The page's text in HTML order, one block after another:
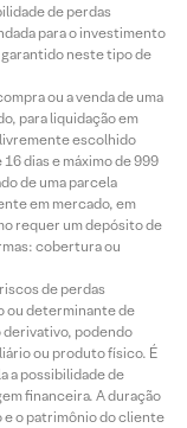
de perdas
para o investimento
neste tipo de
ou a venda de uma
para liquidação em
escolhido
dias e máximo de 999
de uma parcela
em mercado, em
requer um depósito de
cobertura ou
de perdas
ou determinante de
podendo
ou produto físico. É
a possibilidade de
financeira. A duração
e o patrimônio do cliente